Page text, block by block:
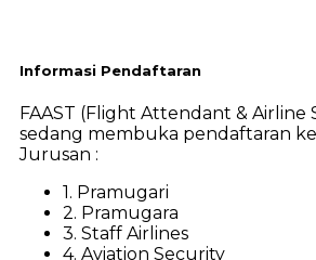
Informasi Pendaftaran
FAAST (Flight Attendant & Airline
sedang membuka pendaftaran
Jurusan :
1. Pramugari
2. Pramugara
3. Staff Airlines
4. Aviation Security